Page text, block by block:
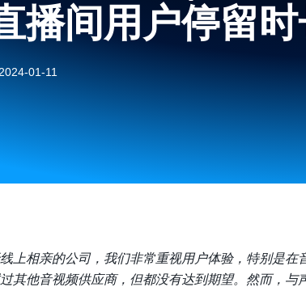
播间用户停留
2024-01-11
上相亲的公司，我们非常重视用户体验，特别是在
其他音视频供应商，但都没有达到期望。然而，与